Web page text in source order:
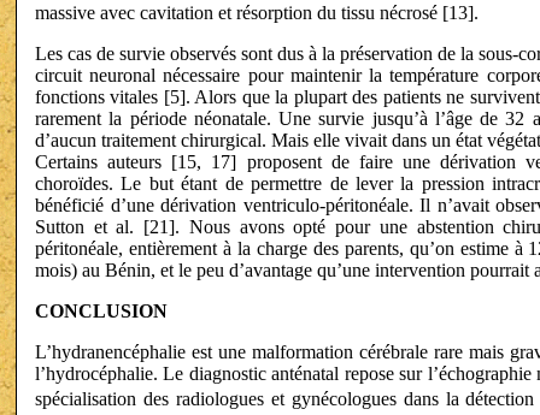
massive avec cavitation et résorption du tissu nécrosé [13].
Les cas de survie observés sont dus à la préservation de la sous-
circuit neuronal nécessaire pour maintenir la température
fonctions vitales [5]. Alors que la plupart des patients ne
rarement la période néonatale. Une survie jusqu’à l’âge de 32
d’aucun traitement chirurgical. Mais elle vivait dans un état
Certains auteurs [15, 17] proposent de faire une dérivation
choroïdes. Le but étant de permettre de lever la pression
bénéficié d’une dérivation ventriculo-péritonéale. Il n’avait
Sutton et al. [21]. Nous avons opté pour une abstention
péritonéale, entièrement à la charge des parents, qu’on estime
mois) au Bénin, et le peu d’avantage qu’une intervention pourrait
CONCLUSION
L’hydranencéphalie est une malformation cérébrale rare mais
l’hydrocéphalie. Le diagnostic anténatal repose sur
spécialisation des radiologues et gynécologues dans la